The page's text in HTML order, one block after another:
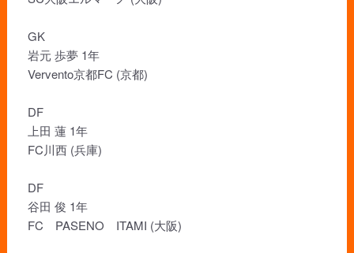
GK
岩元 歩夢 1年
Vervento京都FC (京都)
DF
上田 蓮 1年
FC川西 (兵庫)
DF
谷田 俊 1年
FC PASENO ITAMI (大阪)